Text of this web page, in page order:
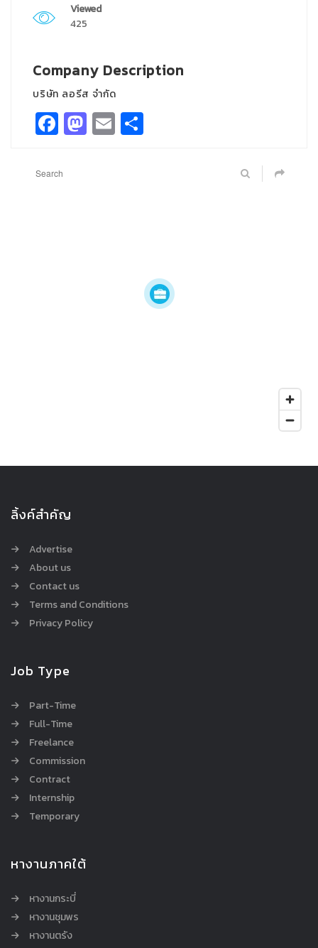
Viewed
425
Company Description
บริษัท ลอรีส จำกัด
Facebook
Mastodon
Email
ลิ้งค์สำคัญ
Advertise
About us
Contact us
Terms and Conditions
Privacy Policy
Job Type
Part-Time
Full-Time
Freelance
Commission
Contract
Internship
Temporary
หางานภาคใต้
หางานกระบี่
หางานชุมพร
หางานตรัง